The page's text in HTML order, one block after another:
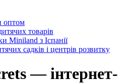
оптом
товарів
Miniland з Іспанії
садків і центрів розвитку
— інтернет-